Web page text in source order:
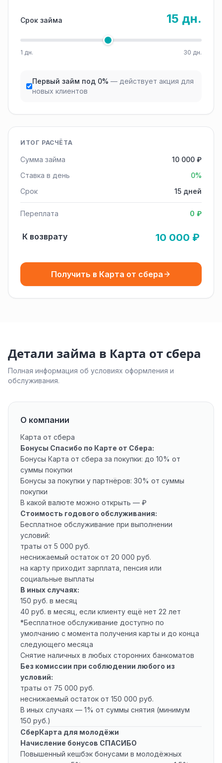
Срок займа 15 дн.
1 дн. 30 дн.
Первый займ под 0% — действует акция для
новых клиентов
ИТОГ РАСЧЁТА
Сумма займа
10 000 ₽
Ставка в день
0%
Срок
15 дней
Переплата 0 ₽
К возврату 10 000 ₽
Получить в Карта от сбера
Детали займа в Карта от сбера
Полная информация об условиях оформления и
обслуживания.
О компании
Карта от сбера
Бонусы Спасибо по Карте от Сбера:
Бонусы Карта от сбера за покупки: до 10% от
суммы покупки
Бонусы за покупки у партнёров: 30% от суммы
покупки
В какой валюте можно открыть — ₽
Стоимость годового обслуживания:
Бесплатное обслуживание при выполнении
условий:
траты от 5 000 руб.
неснижаемый остаток от 20 000 руб.
на карту приходит зарплата, пенсия или
социальные выплаты
В иных случаях:
150 руб. в месяц
40 руб. в месяц, если клиенту ещё нет 22 лет
*Бесплатное обслуживание доступно по
умолчанию с момента получения карты и до конца
следующего месяца
Снятие наличных в любых сторонних банкоматов
Без комиссии при соблюдении любого из
условий:
траты от 75 000 руб.
неснижаемый остаток от 150 000 руб.
В иных случаях — 1% от суммы снятия (минимум
150 руб.)
СберКарта для молодёжи
Начисление бонусов СПАСИБО
Повышенный кешбэк бонусами в молодёжных